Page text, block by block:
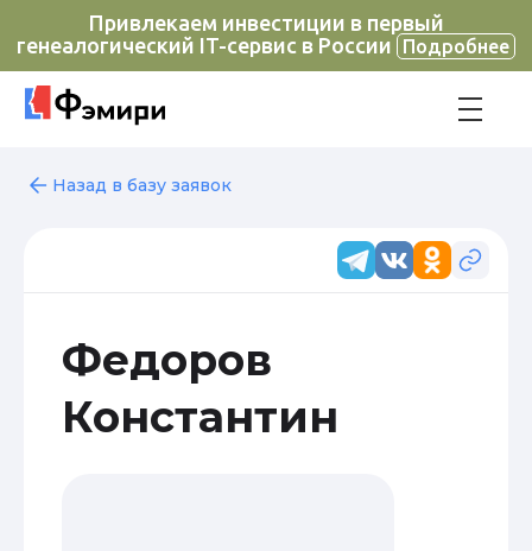
Привлекаем инвестиции в первый
генеалогический IT-сервис в России
Подробнее
Назад в базу заявок
Федоров
Константин